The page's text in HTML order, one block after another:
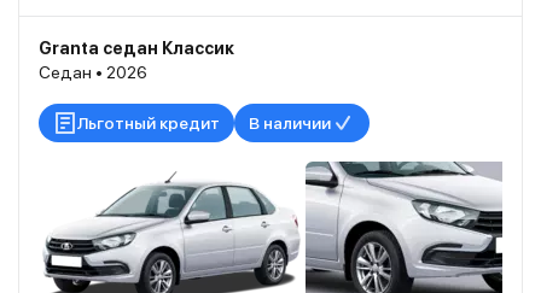
Granta седан Классик
Седан • 2026
Льготный кредит В наличии